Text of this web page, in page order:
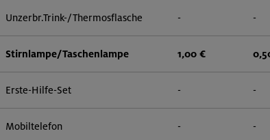
Unzerbr.Trink-/Thermosflasche - -
Stirnlampe/Taschenlampe 1,00 €
Erste-Hilfe-Set - -
Mobiltelefon - -